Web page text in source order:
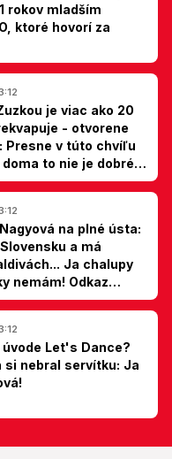
rokov mladším
ktoré hovorí za
je viac ako 20
- otvorene
Presne v túto chvíľu
to nie je dobré,
na plné ústa:
a má
Ja chalupy
nemám! Odkaz
Let's Dance?
si nebral servítku: Ja